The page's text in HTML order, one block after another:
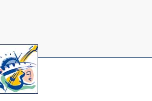
(Öffnet
in